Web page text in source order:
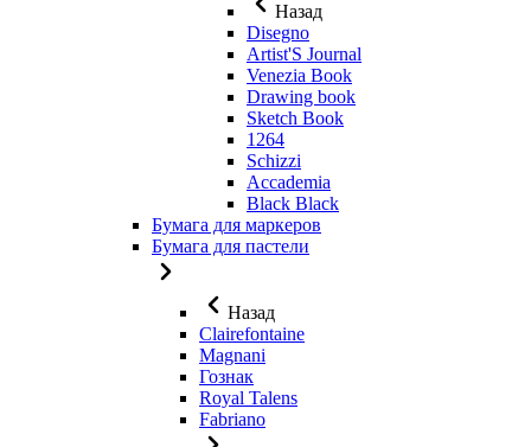
Назад
Disegno
Artist'S Journal
Venezia Book
Drawing book
Sketch Book
1264
Schizzi
Accademia
Black Black
Бумага для маркеров
Бумага для пастели
Назад
Clairefontaine
Magnani
Гознак
Royal Talens
Fabriano